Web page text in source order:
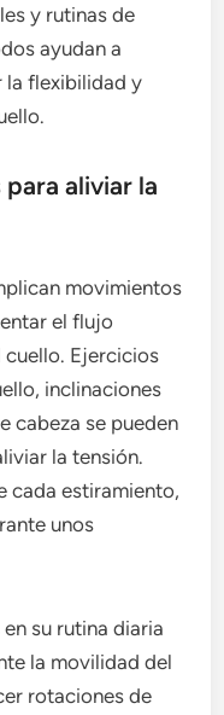
y rutinas de
ayudan a
la flexibilidad y
aliviar la
movimientos
el flujo
cuello. Ejercicios
inclinaciones
cabeza se pueden
la tensión.
cada estiramiento,
unos
su rutina diaria
la movilidad del
rotaciones de